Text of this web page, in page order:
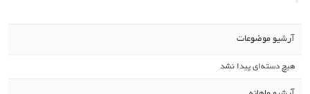
آرشیو موضوعات
هیچ دسته‌ای پیدا نشد